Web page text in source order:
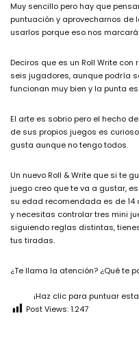
Muy sencillo pero hay que
puntuación y aprovecharnos de
usarlos porque eso nos
Deciros que es un Roll Write
seis jugadores, aunque podría
funcionan muy bien y la punta
El arte es sobrio pero el hecho
de sus propios juegos es
gusta aunque no tengo todos.
Un nuevo Roll & Write que si te
juego creo que te va a gustar,
su edad recomendada es de
y necesitas controlar tres mini
siguiendo reglas distintas,
tus tiradas.
¿Te llama la atención? ¿Qué te
¡Haz clic para puntuar
Post Views:1.247